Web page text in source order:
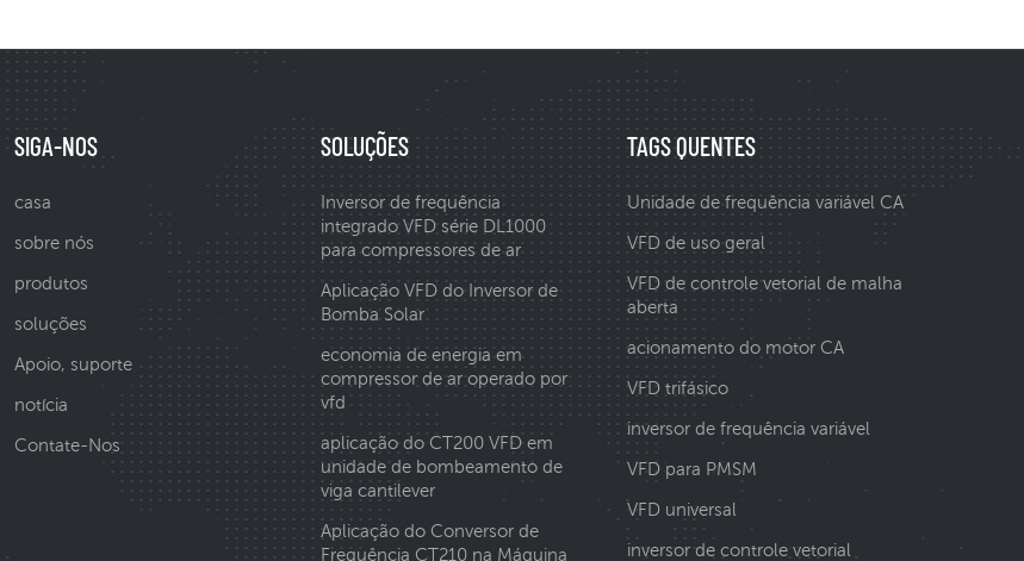
SIGA-NOS
casa
sobre nós
produtos
soluções
Apoio, suporte
notícia
Contate-Nos
SOLUÇÕES
Inversor de frequência
integrado VFD série DL1000
para compressores de ar
Aplicação VFD do Inversor de
Bomba Solar
economia de energia em
compressor de ar operado por
vfd
aplicação do CT200 VFD em
unidade de bombeamento de
viga cantilever
Aplicação do Conversor de
Frequência CT210 na Máquina
TAGS QUENTES
Unidade de frequência variável CA
VFD de uso geral
VFD de controle vetorial de malha
aberta
acionamento do motor CA
VFD trifásico
inversor de frequência variável
VFD para PMSM
VFD universal
inversor de controle vetorial